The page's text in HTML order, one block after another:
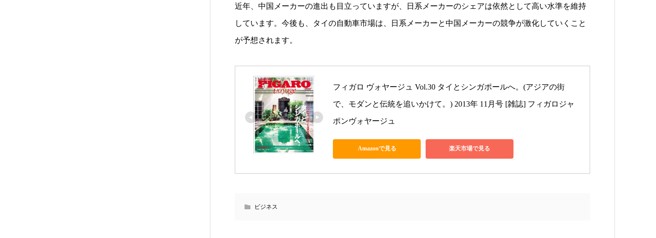
近年、中国メーカーの進出も目立っていますが、日系メーカーのシェアは依然として高い水準を維持
しています。今後も、タイの自動車市場は、日系メーカーと中国メーカーの競争が激化していくこと
が予想されます。
フィガロ ヴォヤージュ Vol.30 タイとシンガポールへ。(アジアの街
で、モダンと伝統を追いかけて。) 2013年 11月号 [雑誌] フィガロジャ
ポンヴォヤージュ
Amazonで見る 楽天市場で見る
ビジネス